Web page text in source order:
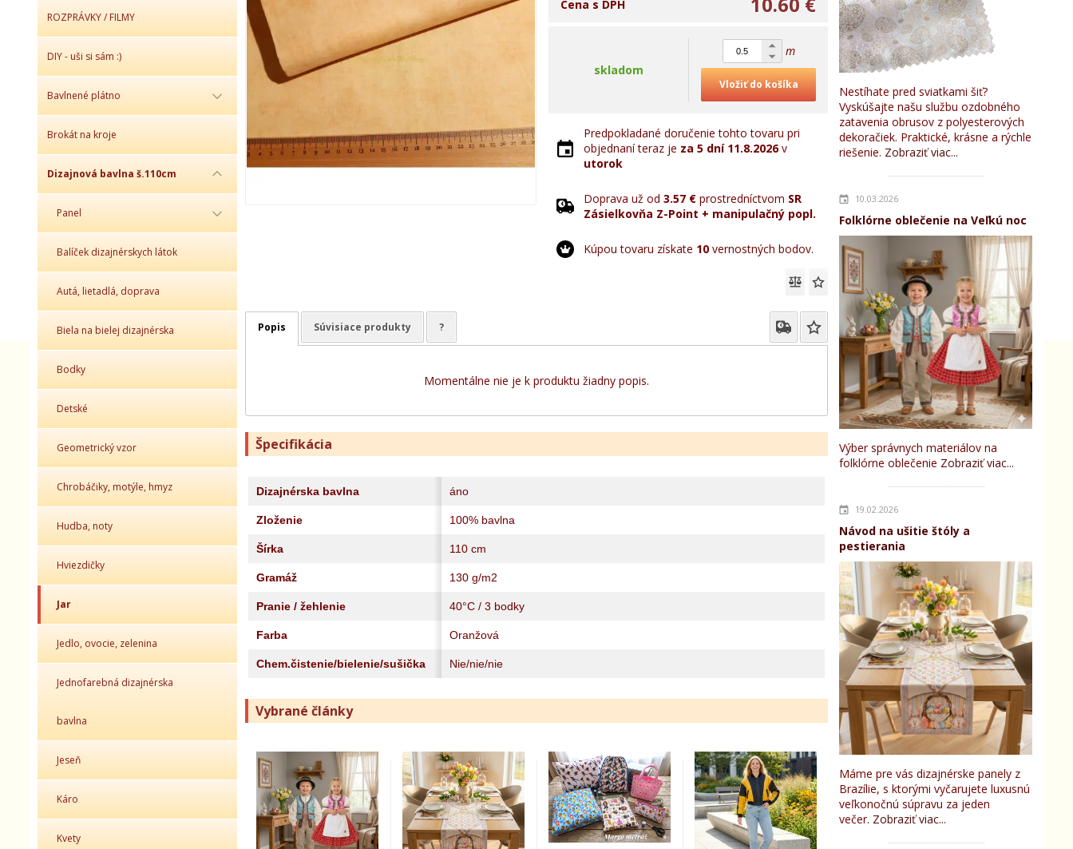
ROZPRÁVKY / FILMY
DIY - uši si sám :)
Bavlnené plátno
Brokát na kroje
Dizajnová bavlna š.110cm
Panel
Balíček dizajnérskych látok
Autá, lietadlá, doprava
Biela na bielej dizajnérska
Bodky
Detské
Geometrický vzor
Chrobáčiky, motýle, hmyz
Hudba, noty
Hviezdičky
Jar
Jedlo, ovocie, zelenina
Jednofarebná dizajnérska
bavlna
Jeseň
Káro
Kvety
Nestíhate pred sviatkami šiť?
Vyskúšajte našu službu ozdobného
zatavenia obrusov z polyesterových
dekoračiek. Praktické, krásne a rýchle
riešenie. Zobraziť viac...
10.03.2026
Folklórne oblečenie na Veľkú noc
Výber správnych materiálov na
folklórne oblečenie Zobraziť viac...
19.02.2026
Návod na ušitie štóly a
pestierania
Máme pre vás dizajnérske panely z
Brazílie, s ktorými vyčarujete luxusnú
veľkonočnú súpravu za jeden
večer. Zobraziť viac...
Cena s DPH
skladom
m
Vložiť do košíka
Predpokladané doručenie tohto tovaru pri
objednaní teraz je za 5 dní 11.8.2026v
utorok
Doprava už od 3.57 € prostredníctvom SR
Zásielkovňa Z-Point + manipulačný popl.
Kúpou tovaru získate 10 vernostných bodov.
Popis Súvisiace produkty ?
Momentálne nie je k produktu žiadny popis.
Špecifikácia
Dizajnérska bavlna áno
Zloženie 100% bavlna
Šírka 110 cm
Gramáž 130 g/m2
Pranie / žehlenie 40°C / 3 bodky
Farba Oranžová
Chem.čistenie/bielenie/sušička Nie/nie/nie
Vybrané články